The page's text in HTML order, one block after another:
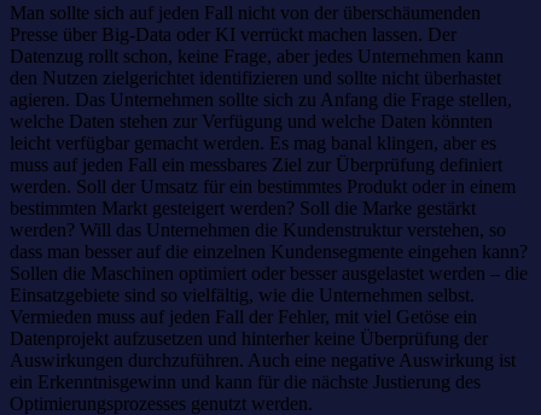
Man sollte sich auf jeden Fall nicht von der überschäumenden
Presse über Big-Data oder KI verrückt machen lassen. Der
Datenzug rollt schon, keine Frage, aber jedes Unternehmen kann
den Nutzen zielgerichtet identifizieren und sollte nicht überhastet
agieren. Das Unternehmen sollte sich zu Anfang die Frage stellen,
welche Daten stehen zur Verfügung und welche Daten könnten
leicht verfügbar gemacht werden. Es mag banal klingen, aber es
muss auf jeden Fall ein messbares Ziel zur Überprüfung definiert
werden. Soll der Umsatz für ein bestimmtes Produkt oder in einem
bestimmten Markt gesteigert werden? Soll die Marke gestärkt
werden? Will das Unternehmen die Kundenstruktur verstehen, so
dass man besser auf die einzelnen Kundensegmente eingehen kann?
Sollen die Maschinen optimiert oder besser ausgelastet werden – die
Einsatzgebiete sind so vielfältig, wie die Unternehmen selbst.
Vermieden muss auf jeden Fall der Fehler, mit viel Getöse ein
Datenprojekt aufzusetzen und hinterher keine Überprüfung der
Auswirkungen durchzuführen. Auch eine negative Auswirkung ist
ein Erkenntnisgewinn und kann für die nächste Justierung des
Optimierungsprozesses genutzt werden.